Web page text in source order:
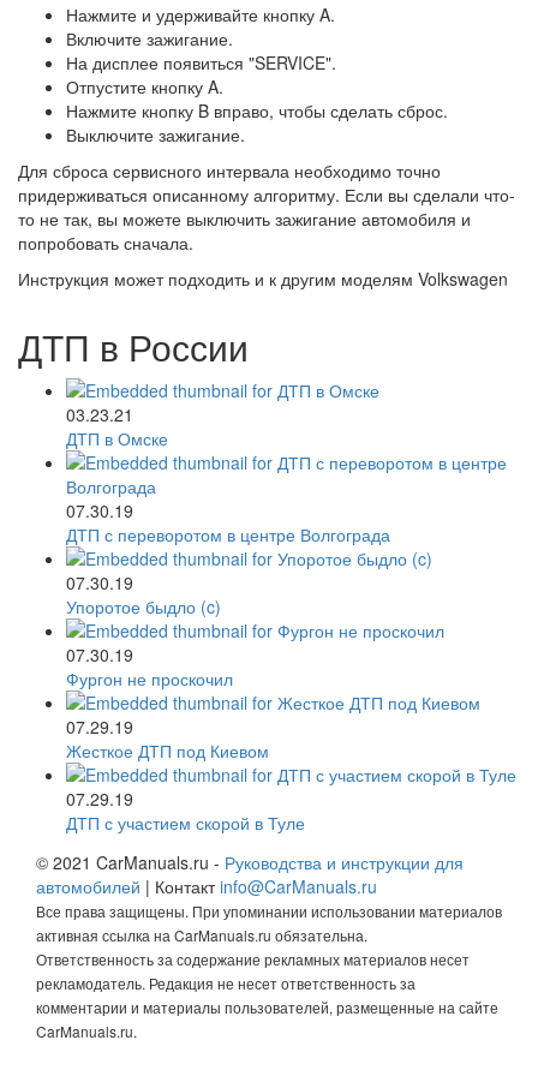
Нажмите и удерживайте кнопку A.
Включите зажигание.
На дисплее появиться "SERVICE".
Отпустите кнопку A.
Нажмите кнопку B вправо, чтобы сделать сброс.
Выключите зажигание.
Для сброса сервисного интервала необходимо точно
придерживаться описанному алгоритму. Если вы сделали что-
то не так, вы можете выключить зажигание автомобиля и
попробовать сначала.
Инструкция может подходить и к другим моделям Volkswagen
ДТП в России
03.23.21
ДТП в Омске
07.30.19
ДТП с переворотом в центре Волгограда
07.30.19
Упоротое быдло (c)
07.30.19
Фургон не проскочил
07.29.19
Жесткое ДТП под Киевом
07.29.19
ДТП с участием скорой в Туле
© 2021 CarManuals.ru - Руководства и инструкции для
автомобилей | Контактinfo@CarManuals.ru
Все права защищены. При упоминании использовании материалов
активная ссылка на CarManuals.ru обязательна.
Ответственность за содержание рекламных материалов несет
рекламодатель. Редакция не несет ответственность за
комментарии и материалы пользователей, размещенные на сайте
CarManuals.ru.